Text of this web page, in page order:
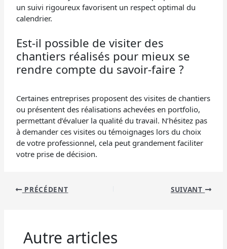
un suivi rigoureux favorisent un respect optimal du
calendrier.
Est-il possible de visiter des
chantiers réalisés pour mieux se
rendre compte du savoir-faire ?
Certaines entreprises proposent des visites de chantiers
ou présentent des réalisations achevées en portfolio,
permettant d’évaluer la qualité du travail. N’hésitez pas
à demander ces visites ou témoignages lors du choix
de votre professionnel, cela peut grandement faciliter
votre prise de décision.
PRÉCÉDENT SUIVANT
Autre articles